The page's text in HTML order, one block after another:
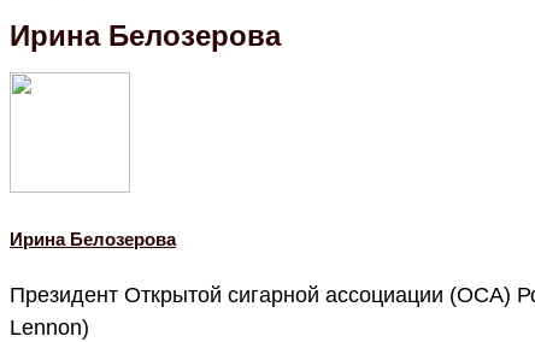
Ирина Белозерова
Ирина Белозерова
Президент Открытой сигарной ассоциации (ОСА)
Lennon)